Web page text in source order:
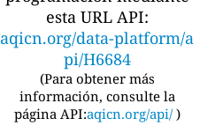
esta URL API:
aqicn.org/data-platform/a
pi/H6684
(Para obtener más
información, consulte la
página API:aqicn.org/api/ )